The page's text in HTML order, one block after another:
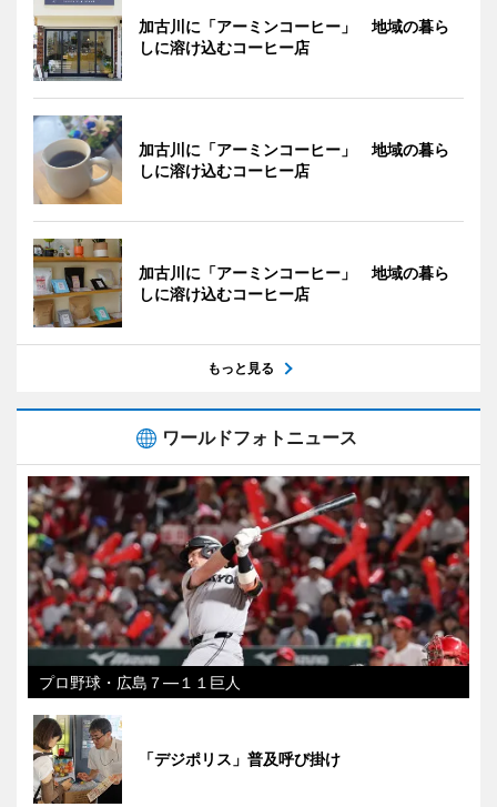
加古川に「アーミンコーヒー」 地域の暮ら
しに溶け込むコーヒー店
加古川に「アーミンコーヒー」 地域の暮ら
しに溶け込むコーヒー店
加古川に「アーミンコーヒー」 地域の暮ら
しに溶け込むコーヒー店
もっと見る
ワールドフォトニュース
プロ野球・広島７―１１巨人
「デジポリス」普及呼び掛け